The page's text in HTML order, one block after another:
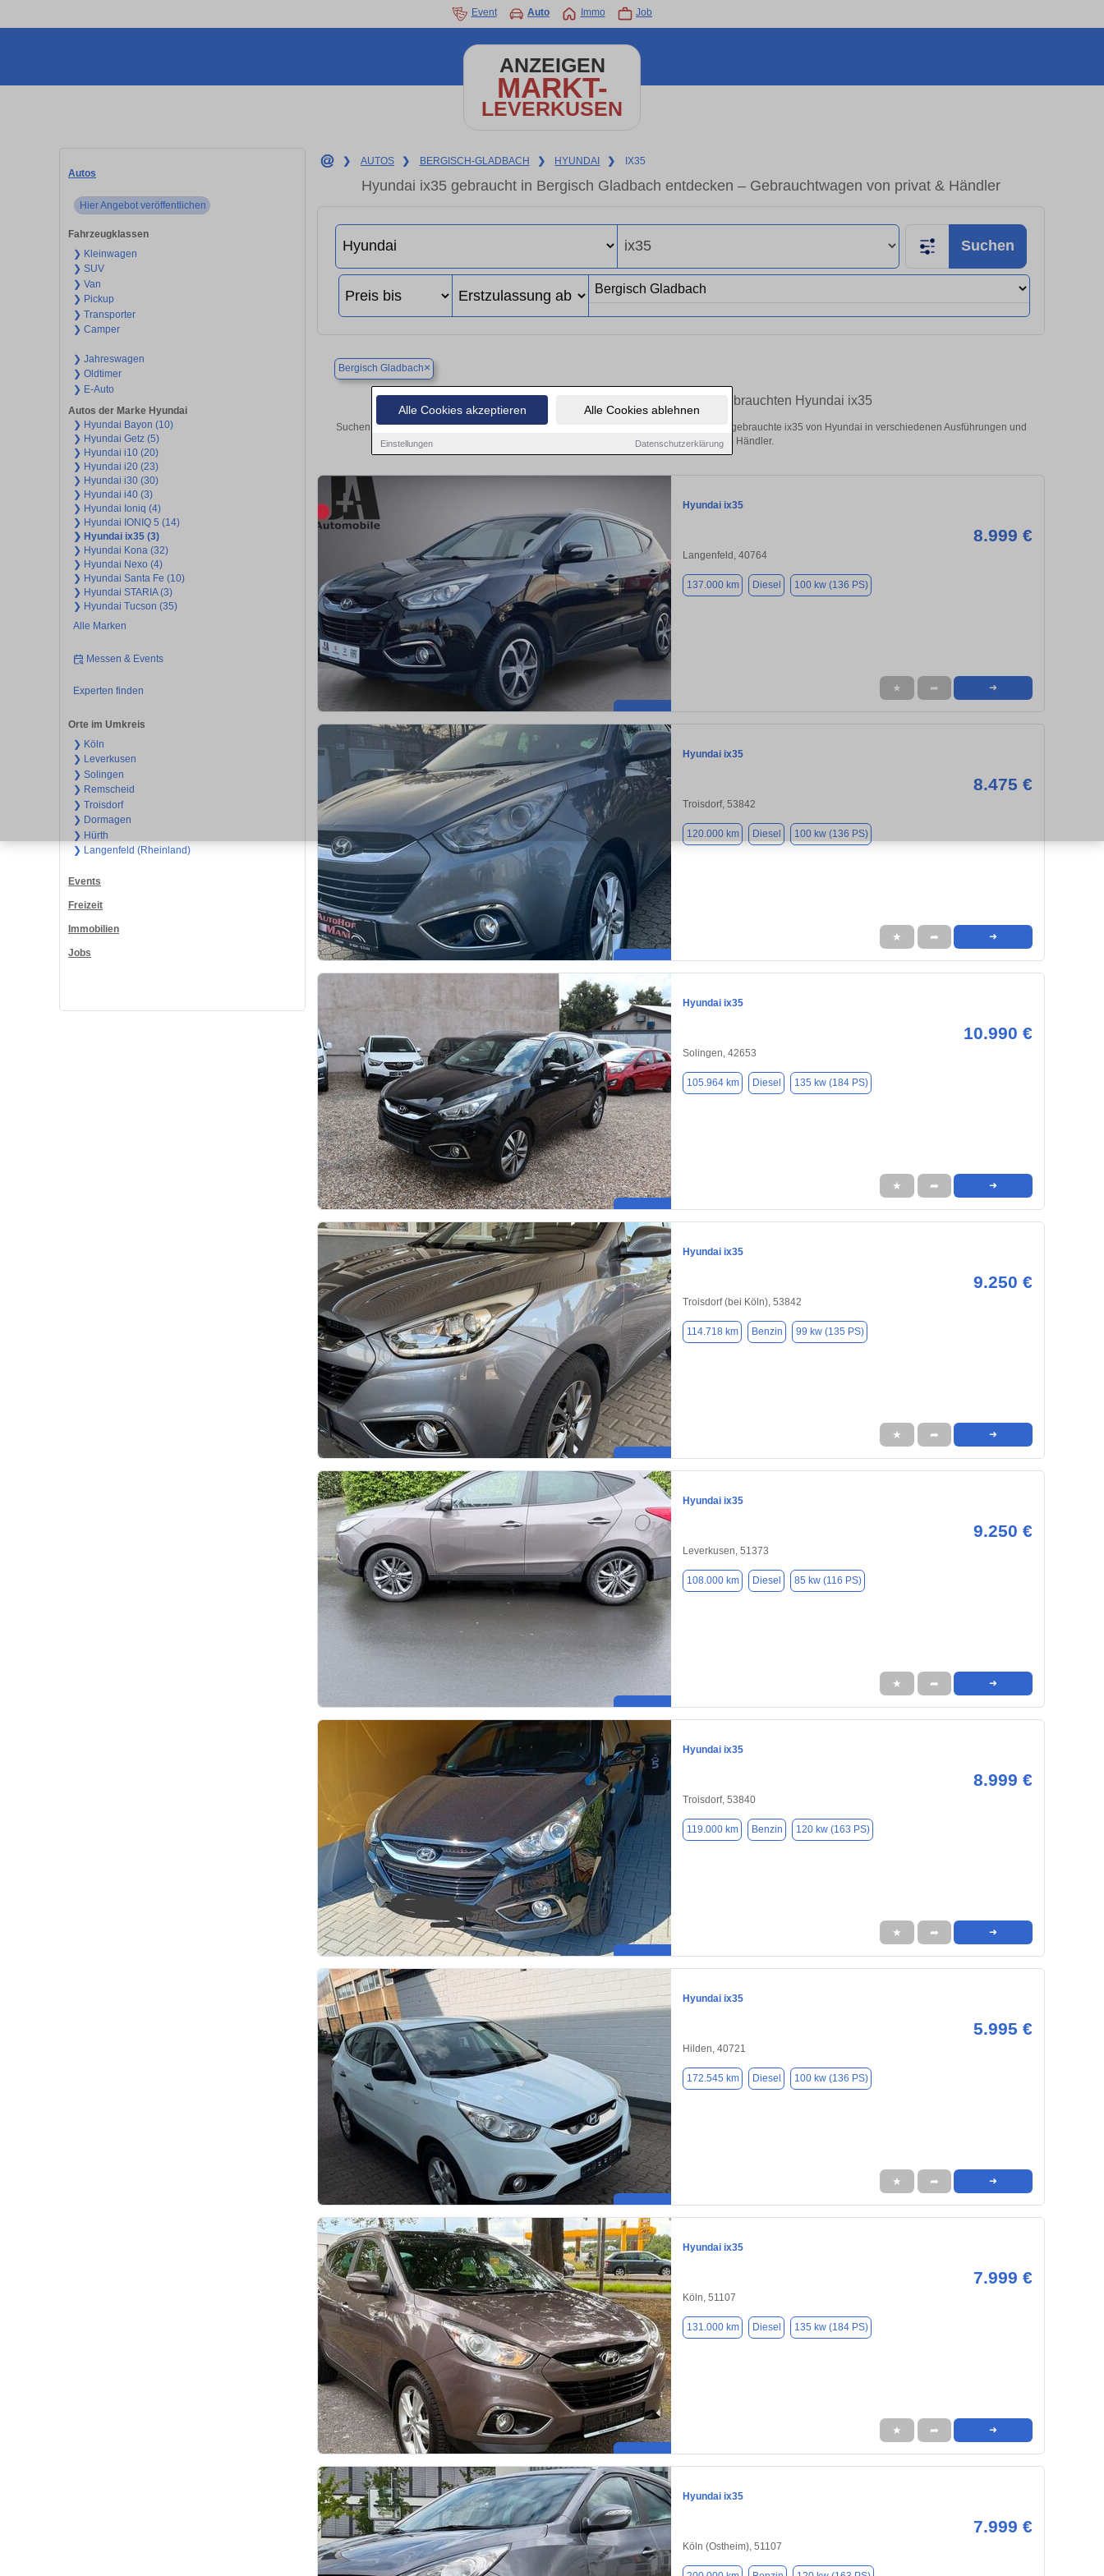
Alle Cookies akzeptieren Alle Cookies ablehnen
Einstellungen Datenschutzerklärung
Event Auto Immo Job
ANZEIGEN
MARKT-
LEVERKUSEN
Autos
Hier Angebot veröffentlichen
Fahrzeugklassen
❯ Kleinwagen
❯ SUV
❯ Van
❯ Pickup
❯ Transporter
❯ Camper
❯ Jahreswagen
❯ Oldtimer
❯ E-Auto
Autos der Marke Hyundai
❯ Hyundai Bayon (10)
❯ Hyundai Getz (5)
❯ Hyundai i10 (20)
❯ Hyundai i20 (23)
❯ Hyundai i30 (30)
❯ Hyundai i40 (3)
❯ Hyundai Ioniq (4)
❯ Hyundai IONIQ 5 (14)
❯ Hyundai ix35 (3)
❯ Hyundai Kona (32)
❯ Hyundai Nexo (4)
❯ Hyundai Santa Fe (10)
❯ Hyundai STARIA (3)
❯ Hyundai Tucson (35)
Alle Marken
Messen & Events
Experten finden
Orte im Umkreis
❯ Köln
❯ Leverkusen
❯ Solingen
❯ Remscheid
❯ Troisdorf
❯ Dormagen
❯ Hürth
❯ Langenfeld (Rheinland)
Events
Freizeit
Immobilien
Jobs
❯ AUTOS ❯ BERGISCH-GLADBACH ❯ HYUNDAI ❯ IX35
Hyundai ix35 gebraucht in Bergisch Gladbach entdecken – Gebrauchtwagen von privat & Händler
Suchen
Bergisch Gladbach×
Finden Sie in Bergisch Gladbach Ihren gebrauchten Hyundai ix35
Suchen Sie in Bergisch Gladbach einen Hyundai ix35 Gebrauchtwagen? Entdecken Sie gebrauchte ix35 von Hyundai in verschiedenen Ausführungen und
Preisklassen von privat und vom Händler.
Hyundai ix35
8.999 €
Langenfeld, 40764
137.000 km Diesel 100 kw (136 PS)
★ ➦ ➜
Hyundai ix35
8.475 €
Troisdorf, 53842
120.000 km Diesel 100 kw (136 PS)
★ ➦ ➜
Hyundai ix35
10.990 €
Solingen, 42653
105.964 km Diesel 135 kw (184 PS)
★ ➦ ➜
Hyundai ix35
9.250 €
Troisdorf (bei Köln), 53842
114.718 km Benzin 99 kw (135 PS)
★ ➦ ➜
Hyundai ix35
9.250 €
Leverkusen, 51373
108.000 km Diesel 85 kw (116 PS)
★ ➦ ➜
Hyundai ix35
8.999 €
Troisdorf, 53840
119.000 km Benzin 120 kw (163 PS)
★ ➦ ➜
Hyundai ix35
5.995 €
Hilden, 40721
172.545 km Diesel 100 kw (136 PS)
★ ➦ ➜
Hyundai ix35
7.999 €
Köln, 51107
131.000 km Diesel 135 kw (184 PS)
★ ➦ ➜
Hyundai ix35
7.999 €
Köln (Ostheim), 51107